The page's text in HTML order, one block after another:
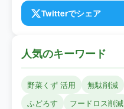
Twitterでシェア
人気のキーワード
野菜くず 活用 無駄削減
ふどろす
フードロス削減